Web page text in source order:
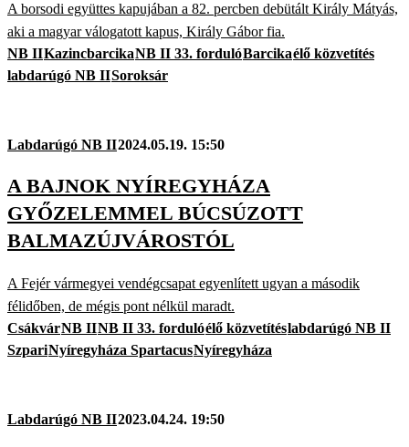
A borsodi együttes kapujában a 82. percben debütált Király Mátyás,
aki a magyar válogatott kapus, Király Gábor fia.
NB IIKazincbarcikaNB II 33. fordulóBarcikaélő közvetítés
labdarúgó NB IISoroksár
Labdarúgó NB II2024.05.19. 15:50
A BAJNOK NYÍREGYHÁZA
GYŐZELEMMEL BÚCSÚZOTT
BALMAZÚJVÁROSTÓL
A Fejér vármegyei vendégcsapat egyenlített ugyan a második
félidőben, de mégis pont nélkül maradt.
CsákvárNB IINB II 33. fordulóélő közvetítéslabdarúgó NB II
SzpariNyíregyháza SpartacusNyíregyháza
Labdarúgó NB II2023.04.24. 19:50